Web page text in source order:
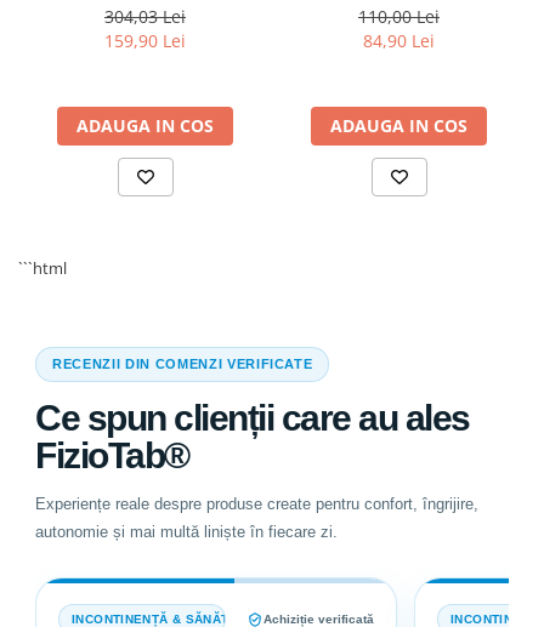
Dimabila, 2 Fete, Marire
10X, Baterii si Cablu USB
Incluse, Alb
304,03 Lei
159,90 Lei
ADAUGA IN COS
100x40 cm, Multicolor,
Delfin
110,00 Lei
84,90 Lei
ADAUGA IN COS
```html
RECENZII DIN COMENZI VERIFICATE
Ce spun clienții care au ales
FizioTab®
Experiențe reale despre produse create pentru confort, îngrijire,
autonomie și mai multă liniște în fiecare zi.
INCONTINENȚĂ & SĂNĂTATE Achiziție verificată